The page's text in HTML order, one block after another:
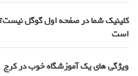
کلینیک شما در صفحه اول گوگل
است
ویژگی های یک آموزشگاه خوب در کرج